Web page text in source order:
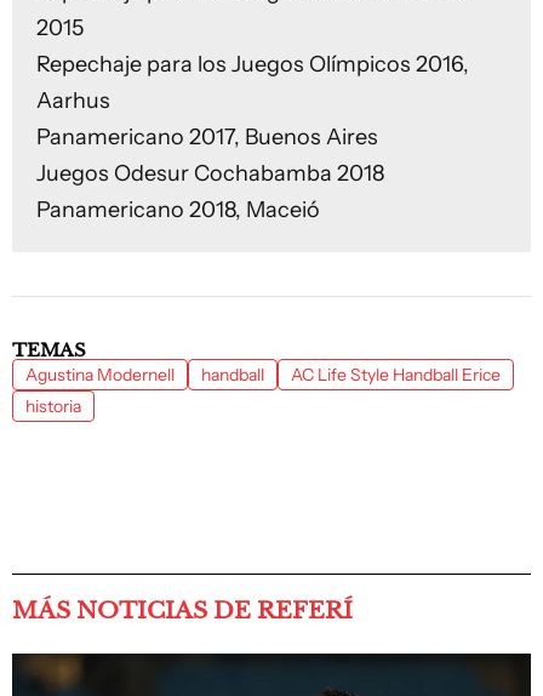
2015
Repechaje para los Juegos Olímpicos 2016,
Aarhus
Panamericano 2017, Buenos Aires
Juegos Odesur Cochabamba 2018
Panamericano 2018, Maceió
TEMAS
Agustina Modernell handball
AC Life Style Handball Erice
historia
MÁS NOTICIAS DE REFERÍ